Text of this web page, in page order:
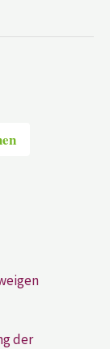
der